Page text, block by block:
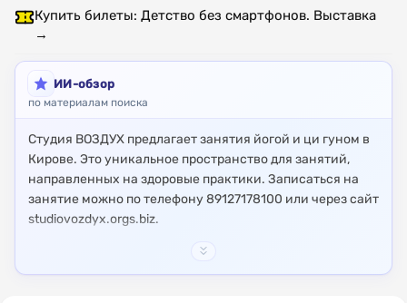
длинный и шумный
деревянный лабиринт
«Кугельбан» («дорога
деревянный шарик в
лабиринт, не потерять
через все препятствия.
Посетители также
мозаика, «Пятнадцать»,
«Йога», «Пифагор»,
«Морской бой»,
Купить билеты: Детство без смартфонов. Выставка
→
ИИ-обзор
по материалам поиска
Студия ВОЗДУХ предлагает занятия йогой и ци гуном в
Кирове. Это уникальное пространство для занятий,
направленных на здоровые практики. Записаться на
занятие можно по телефону 89127178100 или через сайт
studiovozdyx.orgs.biz.
В Кирове также доступны занятия йогой, включая